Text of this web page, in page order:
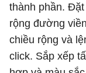
thành phần.
rộng đường
chiều rộng và
click. Sắp xếp